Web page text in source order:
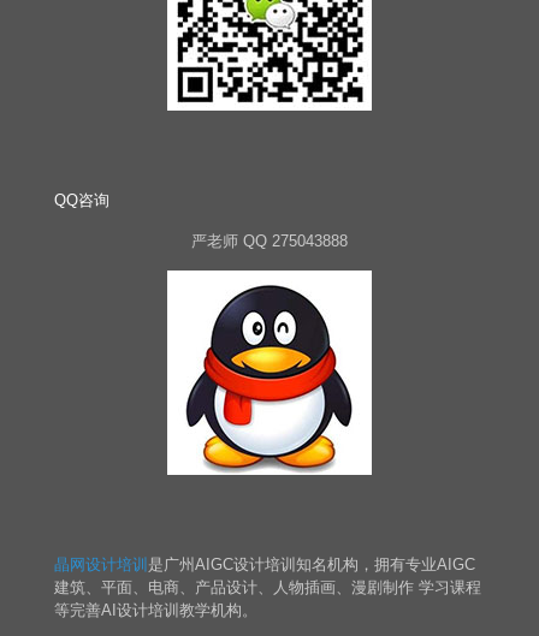
QQ咨询
严老师 QQ 275043888
晶网设计培训 是广州AIGC设计培训知名机构，拥有专业AIGC
建筑、平面、电商、产品设计、人物插画、漫剧制作 学习课程
等完善AI设计培训教学机构。